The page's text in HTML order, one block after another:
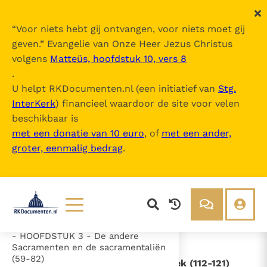
“Voor niets hebt gij ontvangen, voor niets moet gij
geven.” Evangelie van Onze Heer Jezus Christus
volgens Matteüs, hoofdstuk 10, vers 8
.
U helpt RKDocumenten.nl (een initiatief van Stg.
InterKerk) financieel waardoor de site voor velen
beschikbaar is
met een donatie van 10 euro, of met een ander,
groter, eenmalig bedrag.
Lezen
Documenten
Over ons
Over RK Documenten
Sacrosanctum Concilium
Inhoudsopgave
uitklappen
- Inleiding (1-4)
beginselen voor de vernieuwing en
de bevordering van de Heilige
Liturgie (5-46)
- HOOFDSTUK 2 - Het hoogheilig
- HOOFDSTUK 3 - De andere
Sacramenten en de sacramentaliën
(59-82)
- HOOFDSTUK 6 - De gewijde muziek (112-121)